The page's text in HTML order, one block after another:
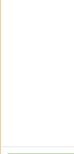
libérale